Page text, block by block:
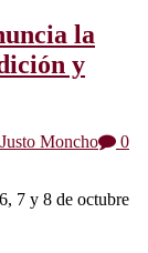
la
y
Moncho
0
7 y 8 de octubre